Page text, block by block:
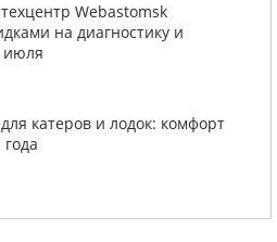
Webastomsk
на диагностику и
июля
катеров и лодок: комфорт